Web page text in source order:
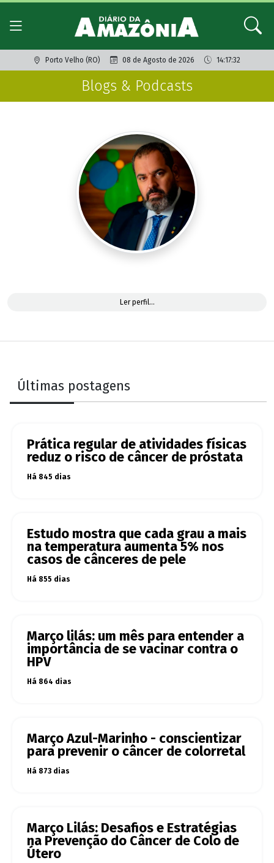
Porto Velho (RO) 08 de Agosto de 2026 14:17:32
Blogs & Podcasts
Ler perfil...
Últimas postagens
Prática regular de atividades físicas
reduz o risco de câncer de próstata
Há 845 dias
Estudo mostra que cada grau a mais
na temperatura aumenta 5% nos
casos de cânceres de pele
Há 855 dias
Março lilás: um mês para entender a
importância de se vacinar contra o
HPV
Há 864 dias
Março Azul-Marinho - conscientizar
para prevenir o câncer de colorretal
Há 873 dias
Março Lilás: Desafios e Estratégias
na Prevenção do Câncer de Colo de
Útero